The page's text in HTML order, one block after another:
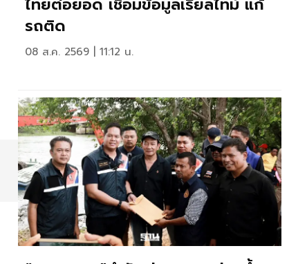
รถติด
08 ส.ค. 2569 | 11:12 น.